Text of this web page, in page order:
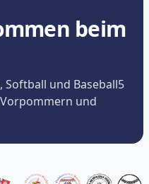
beim
Softball und Baseball5
und